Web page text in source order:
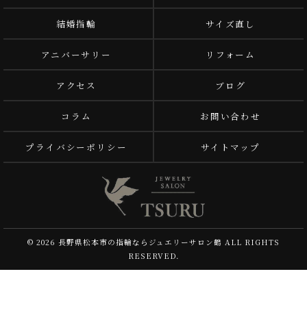
結婚指輪 サイズ直し
アニバーサリー リフォーム
アクセス ブログ
コラム お問い合わせ
プライバシーポリシー サイトマップ
© 2026 長野県松本市の指輪ならジュエリーサロン鶴 ALL RIGHTS
RESERVED.